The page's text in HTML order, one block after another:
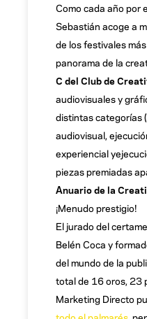
Como cada año por
Sebastián acoge a
de los festivales
panorama de la
C del Club de
audiovisuales y
distintas categorías
audiovisual,
experiencial
piezas premiadas
Anuario de la
¡Menudo prestigio!
El jurado del
Belén Coca y
del mundo de la
total de 16 oros, 23
Marketing Directo